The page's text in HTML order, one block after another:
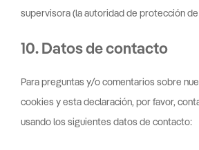
supervisora (la autoridad de protección
10. Datos de contacto
Para preguntas y/o comentarios sobre
cookies y esta declaración, por favor,
usando los siguientes datos de contacto: